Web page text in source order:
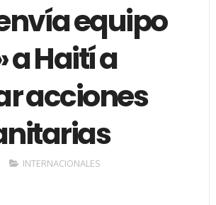
envía equipo
a Haití a
acciones
INTERNACIONALES